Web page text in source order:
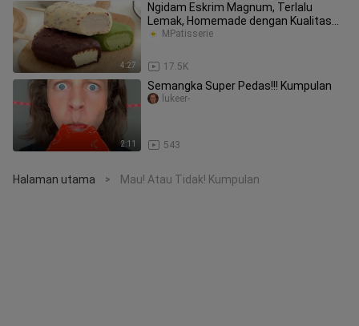
4:27
Ngidam Eskrim Magnum, Terlalu
Lemak, Homemade dengan Kualitas
Bagus!#
17.5K
MPatisserie
2:11
Semangka Super Pedas!!! Kumpulan
543
lukeer-
Halaman utama > Mau! Atau Tidak! Kumpulan